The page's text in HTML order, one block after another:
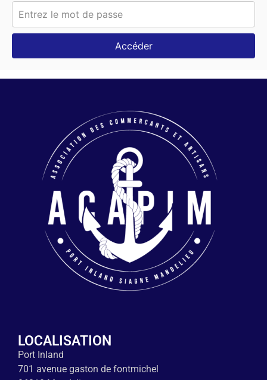
Accéder
LOCALISATION
Port Inland
701 avenue gaston de fontmichel